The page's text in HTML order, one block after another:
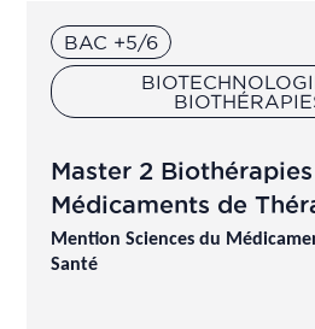
à base de plantes/
naturels)
Assureur Qualité
Assureur qualité
BAC +5/6
Master 2
Médicaments de
Mention Sciences du
Santé